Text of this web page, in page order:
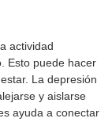
actividad
Esto puede hacer
La depresión
y aislarse
ayuda a conectar